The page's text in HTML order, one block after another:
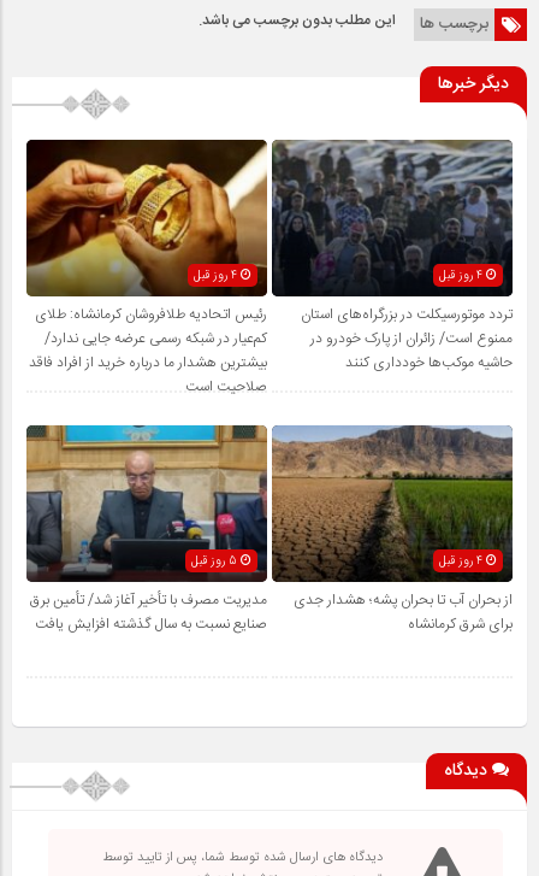
برچسب ها این مطلب بدون برچسب می باشد.
دیگر خبرها
4 روز قبل
تردد موتورسیکلت در بزرگراه‌های استان
ممنوع است/ زائران از پارک خودرو در
حاشیه موکب‌ها خودداری کنند
رئیس اتحادیه طلافروشان کرمانشاه: طلای
کم‌عیار در شبکه رسمی عرضه جایی ندارد/
بیشترین هشدار ما درباره خرید از افراد فاقد
صلاحیت است
4 روز قبل
از بحران آب تا بحران پشه؛ هشدار جدی
برای شرق کرمانشاه
مدیریت مصرف با تأخیر آغاز شد/ تأمین برق
صنایع نسبت به سال گذشته افزایش یافت
دیدگاه
دیدگاه های ارسال شده توسط شما، پس از تایید توسط